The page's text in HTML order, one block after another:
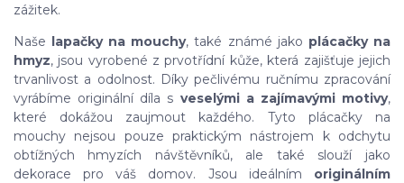
zážitek.
Naše lapačky na mouchy, také známé jako plácačky na
hmyz, jsou vyrobené z prvotřídní kůže, která zajišťuje jejich
trvanlivost a odolnost. Díky pečlivému ručnímu zpracování
vyrábíme originální díla s veselými a zajímavými motivy,
které dokážou zaujmout každého. Tyto plácačky na
mouchy nejsou pouze praktickým nástrojem k odchytu
obtížných hmyzích návštěvníků, ale také slouží jako
dekorace pro váš domov. Jsou ideálním originálním